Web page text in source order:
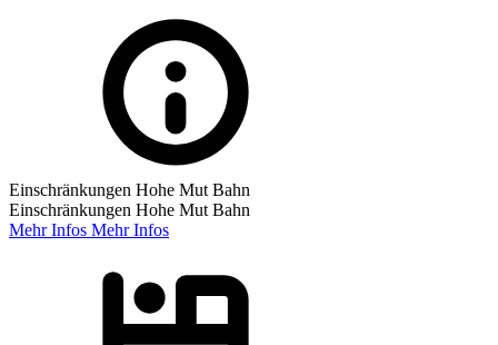
Einschränkungen Hohe Mut Bahn
Einschränkungen Hohe Mut Bahn
Mehr Infos Mehr Infos